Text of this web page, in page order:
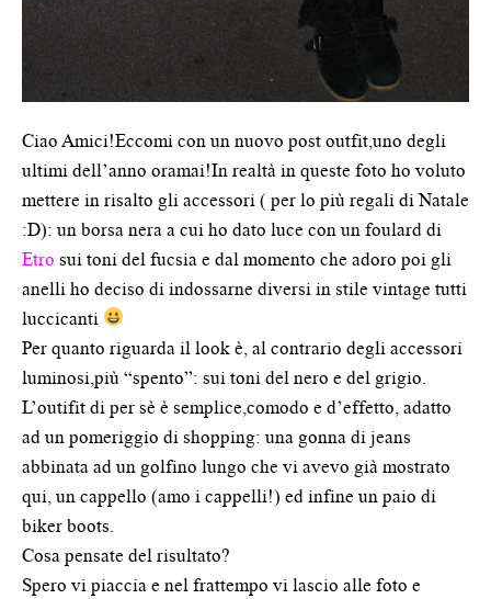
Ciao Amici!Eccomi con un nuovo post outfit,uno degli
ultimi dell’anno oramai!In realtà in queste foto ho voluto
mettere in risalto gli accessori ( per lo più regali di Natale
:D): un borsa nera a cui ho dato luce con un foulard di
Etro sui toni del fucsia e dal momento che adoro poi gli
anelli ho deciso di indossarne diversi in stile vintage tutti
luccicanti
Per quanto riguarda il look è, al contrario degli accessori
luminosi,più “spento”: sui toni del nero e del grigio.
L’outifit di per sè è semplice,comodo e d’effetto, adatto
ad un pomeriggio di shopping: una gonna di jeans
abbinata ad un golfino lungo che vi avevo già mostrato
qui, un cappello (amo i cappelli!) ed infine un paio di
biker boots.
Cosa pensate del risultato?
Spero vi piaccia e nel frattempo vi lascio alle foto e